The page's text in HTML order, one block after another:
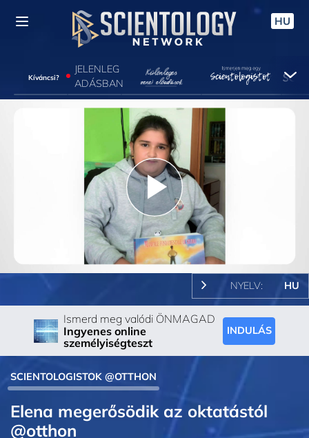
HU
Kíváncsi?
JELENLEG
ADÁSBAN
Play
Video
NYELV: HU
Ismerd meg valódi ÖNMAGAD
Ingyenes online
személyiségteszt
INDULÁS
SCIENTOLOGISTOK @OTTHON
Elena megerősödik az oktatástól
@otthon